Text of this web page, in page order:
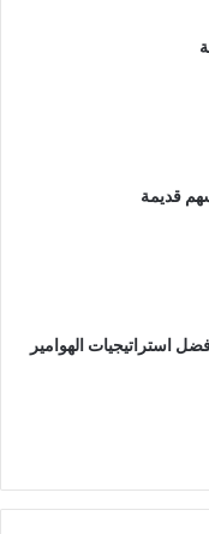
قديمة
استراتيجيات الهوامير